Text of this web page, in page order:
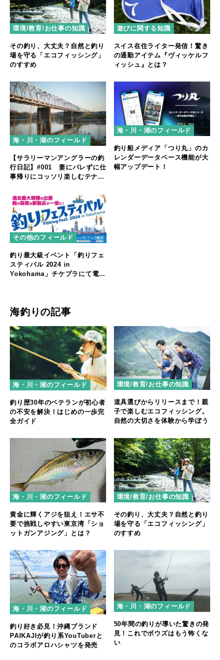
環境/教育/お仕事の知識
その釣り、大丈夫？自然と釣り
場を守る「エコフィッシング」
のすすめ
遊びに関する知識
スイス在住ライター発信！驚き
の通勤アイテム『ヴィッケルフ
ィッシュ』とは？
海・川・湖のフィールド
【サラリーマンアングラーの釣
行日記】#001 妻にバレずに仕
事帰りにコッソリ楽しむテナガ
海・川・湖のフィールド
釣り船メディア「つり丸」のカ
レンダーデータベース機能が大
幅アップデート！
その他のフィールド
釣り最大級イベント「釣りフェ
スティバル 2024 in
Yokohama」チケプラにて電子
海釣りの記事
海・川・湖のフィールド
釣り歴30年のベテランが初心者
の不安を解決！はじめの一歩完
全ガイド
環境/教育/お仕事の知識
道具選びからリリースまで！親
子で楽しむエコフィッシング。
自然の大切さを体験から学ぼう
海・川・湖のフィールド
黄金に輝くアジを狙え！エサ不
要で挑戦しやすい東京湾「ショ
ットガンアジング」とは？
環境/教育/お仕事の知識
その釣り、大丈夫？自然と釣り
場を守る「エコフィッシング」
のすすめ
海・川・湖のフィールド
釣り好き必見！沖縄ブランド
PAIKAJIが釣り系YouTuberと
のコラボアロハシャツを発売
海・川・湖のフィールド
50年間の釣りが導いた驚きの発
見！これでボウズはもう怖くな
い